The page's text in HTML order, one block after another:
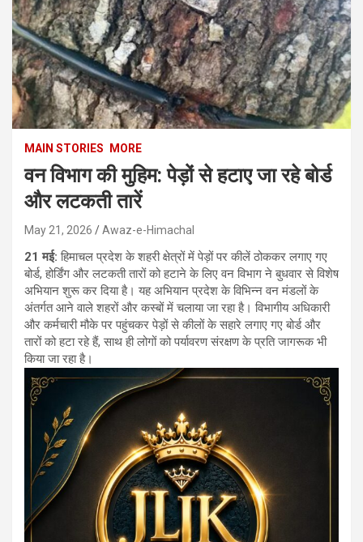
MAIN STORIES MORE
वन विभाग की मुहिम: पेड़ों से हटाए जा रहे बोर्ड
और लटकती तारें
May 21, 2026 Awaz-e-Himachal
21 मई:हिमाचल प्रदेश के शहरी क्षेत्रों में पेड़ों पर कीलें ठोककर लगाए गए
बोर्ड, होर्डिंग और लटकती तारों को हटाने के लिए वन विभाग ने बुधवार से विशेष
अभियान शुरू कर दिया है। यह अभियान प्रदेश के विभिन्न वन मंडलों के
अंतर्गत आने वाले शहरों और कस्बों में चलाया जा रहा है। विभागीय अधिकारी
और कर्मचारी मौके पर पहुंचकर पेड़ों से कीलों के सहारे लगाए गए बोर्ड और
तारों को हटा रहे हैं, साथ ही लोगों को पर्यावरण संरक्षण के प्रति जागरूक भी
किया जा रहा है।